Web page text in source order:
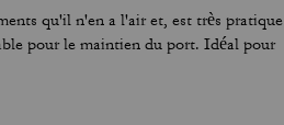
qu'il n'en a l'air et, est très pratique
pour le maintien du port. Idéal pour